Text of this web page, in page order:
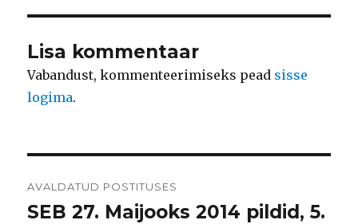
Lisa kommentaar
Vabandust, kommenteerimiseks pead sisse
logima.
AVALDATUD POSTITUSES
SEB 27. Maijooks 2014 pildid, 5.